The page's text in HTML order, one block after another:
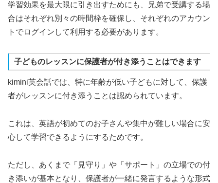
学習効果を最大限に引き出すためにも、兄弟で受講する場
合はそれぞれ別々の時間枠を確保し、それぞれのアカウン
トでログインして利用する必要があります。
子どものレッスンに保護者が付き添うことはできます
kimini英会話では、特に年齢が低い子どもに対して、保護
者がレッスンに付き添うことは認められています。
これは、英語が初めてのお子さんや集中が難しい場合に安
心して学習できるようにするためです。
ただし、あくまで「見守り」や「サポート」の立場での付
き添いが基本となり、保護者が一緒に発言するような形式